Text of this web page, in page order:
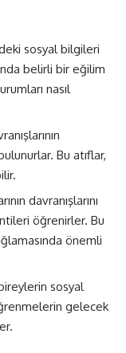
sosyal bilgileri
belirli bir eğilim
nasıl
Bu atıflar,
davranışlarını
öğrenirler. Bu
önemli
sosyal
gelecek